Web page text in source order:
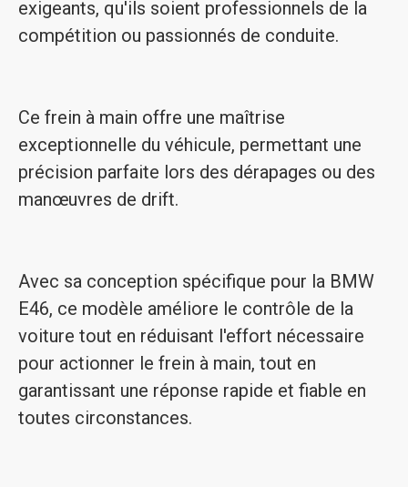
exigeants, qu'ils soient professionnels de la
compétition ou passionnés de conduite.
Ce frein à main offre une maîtrise
exceptionnelle du véhicule, permettant une
précision parfaite lors des dérapages ou des
manœuvres de drift.
Avec sa conception spécifique pour la BMW
E46, ce modèle améliore le contrôle de la
voiture tout en réduisant l'effort nécessaire
pour actionner le frein à main, tout en
garantissant une réponse rapide et fiable en
toutes circonstances.